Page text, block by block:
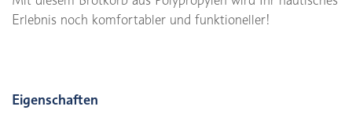
Erlebnis noch komfortabler und funktioneller!
Eigenschaften